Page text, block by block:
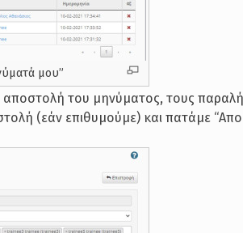
μου”
αποστολή του μηνύματος, τους
(εάν επιθυμούμε) και πατάμε